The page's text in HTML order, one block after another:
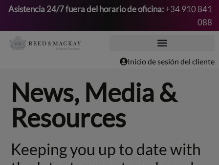
contenido
Asistencia 24/7 fuera del horario de oficina:+34 910 841
088
Inicio de sesión del cliente
News, Media &
Resources
Keeping you up to date with